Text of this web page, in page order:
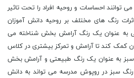
احساسات و روحیه افراد را تحت تاثیر
رنگ های مختلف بر روحیه دانش آموزان
به عنوان یک رنگ آرامش بخش شناخته می
کمک کند تا آرامش و تمرکز بیشتری در کلاس
به عنوان یک رنگ طبیعتی و آرامش بخش
سبز در روپوش مدرسه می تواند به دانش